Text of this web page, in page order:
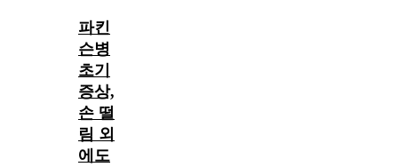
파킨
슨병
초기
증상,
손 떨
림 외
에도